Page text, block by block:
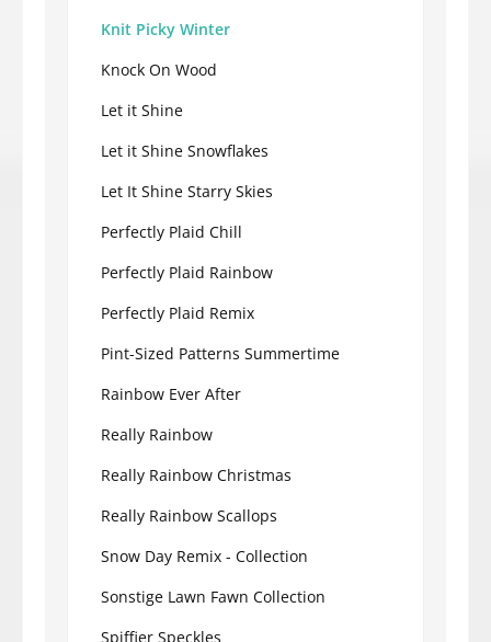
Knit Picky Winter
Knock On Wood
Let it Shine
Let it Shine Snowflakes
Let It Shine Starry Skies
Perfectly Plaid Chill
Perfectly Plaid Rainbow
Perfectly Plaid Remix
Pint-Sized Patterns Summertime
Rainbow Ever After
Really Rainbow
Really Rainbow Christmas
Really Rainbow Scallops
Snow Day Remix - Collection
Sonstige Lawn Fawn Collection
Spiffier Speckles